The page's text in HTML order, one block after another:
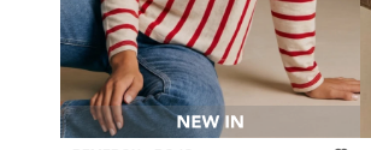
Talle